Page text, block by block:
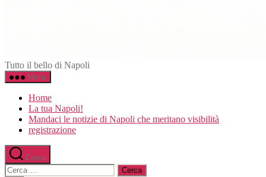
Napoli.in
Tutto il bello di Napoli
Menu
Home
La tua Napoli!
Mandaci le notizie di Napoli che meritano visibilità
registrazione
Cerca
Cerca: